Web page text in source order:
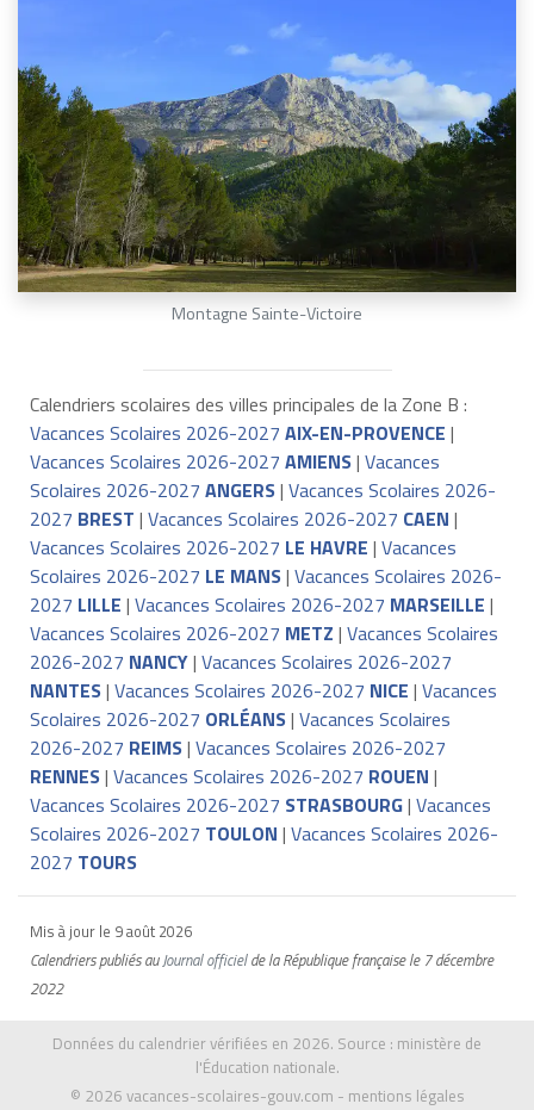
Montagne Sainte-Victoire
Calendriers scolaires des villes principales de la Zone B :
Vacances Scolaires 2026-2027 AIX-EN-PROVENCE |
Vacances Scolaires 2026-2027 AMIENS| Vacances
Scolaires 2026-2027 ANGERS| Vacances Scolaires 2026-
2027 BREST | Vacances Scolaires 2026-2027 CAEN |
Vacances Scolaires 2026-2027 LE HAVRE | Vacances
Scolaires 2026-2027 LE MANS| Vacances Scolaires 2026-
2027 LILLE | Vacances Scolaires 2026-2027 MARSEILLE |
Vacances Scolaires 2026-2027 METZ | Vacances Scolaires
2026-2027 NANCY| Vacances Scolaires 2026-2027
NANTES| Vacances Scolaires 2026-2027 NICE | Vacances
Scolaires 2026-2027 ORLÉANS| Vacances Scolaires
2026-2027 REIMS| Vacances Scolaires 2026-2027
RENNES| Vacances Scolaires 2026-2027 ROUEN |
Vacances Scolaires 2026-2027 STRASBOURG| Vacances
Scolaires 2026-2027 TOULON | Vacances Scolaires 2026-
2027 TOURS
Mis à jour le 9 août 2026
Calendriers publiés auJournal officielde la République françaisele 7 décembre
2022
Données du calendrier vérifiées en 2026. Source : ministère de
l'Éducation nationale.
© 2026 vacances-scolaires-gouv.com - mentions légales